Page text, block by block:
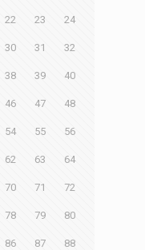
22 23 24
30 31 32
38 39 40
46 47 48
54 55 56
62 63 64
70 71 72
78 79 80
86 87 88